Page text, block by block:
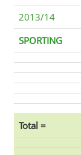
2013/14
SPORTING
Total =